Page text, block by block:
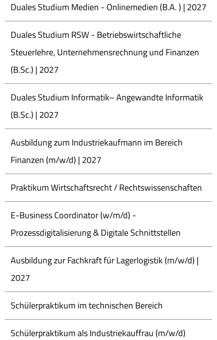
Duales Studium Medien - Onlinemedien (B.A. ) | 2027
Duales Studium RSW - Betriebswirtschaftliche
Steuerlehre, Unternehmensrechnung und Finanzen
(B.Sc.) | 2027
Duales Studium Informatik– Angewandte Informatik
(B.Sc.) | 2027
Ausbildung zum Industriekaufmann im Bereich
Finanzen (m/w/d) | 2027
Praktikum Wirtschaftsrecht / Rechtswissenschaften
E-Business Coordinator (w/m/d) -
Prozessdigitalisierung & Digitale Schnittstellen
Ausbildung zur Fachkraft für Lagerlogistik (m/w/d) |
2027
Schülerpraktikum im technischen Bereich
Schülerpraktikum als Industriekauffrau (m/w/d)